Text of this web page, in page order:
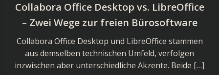
Collabora Office Desktop vs. LibreOffice
– Zwei Wege zur freien Bürosoftware
Collabora Office Desktop und LibreOffice stammen
aus demselben technischen Umfeld, verfolgen
inzwischen aber unterschiedliche Akzente. Beide […]